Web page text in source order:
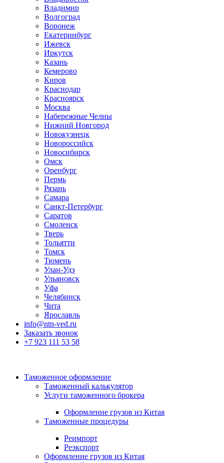
Владимир
Волгоград
Воронеж
Екатеринбург
Ижевск
Иркутск
Казань
Кемерово
Киров
Краснодар
Красноярск
Москва
Набережные Челны
Нижний Новгород
Новокузнецк
Новороссийск
Новосибирск
Омск
Оренбург
Пермь
Рязань
Самара
Санкт-Петербург
Саратов
Смоленск
Тверь
Тольятти
Томск
Тюмень
Улан-Удэ
Ульяновск
Уфа
Челябинск
Чита
Ярославль
info@ntn-ved.ru
Заказать звонок
+7 923 111 53 58
Таможенное оформление
Таможенный калькулятор
Услуги таможенного брокера
Оформление грузов из Китая
Таможенные процедуры
Реимпорт
Реэкспорт
Оформление грузов из Китая